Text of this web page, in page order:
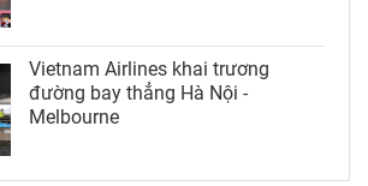
Vietnam Airlines khai trương
đường bay thẳng Hà Nội -
Melbourne